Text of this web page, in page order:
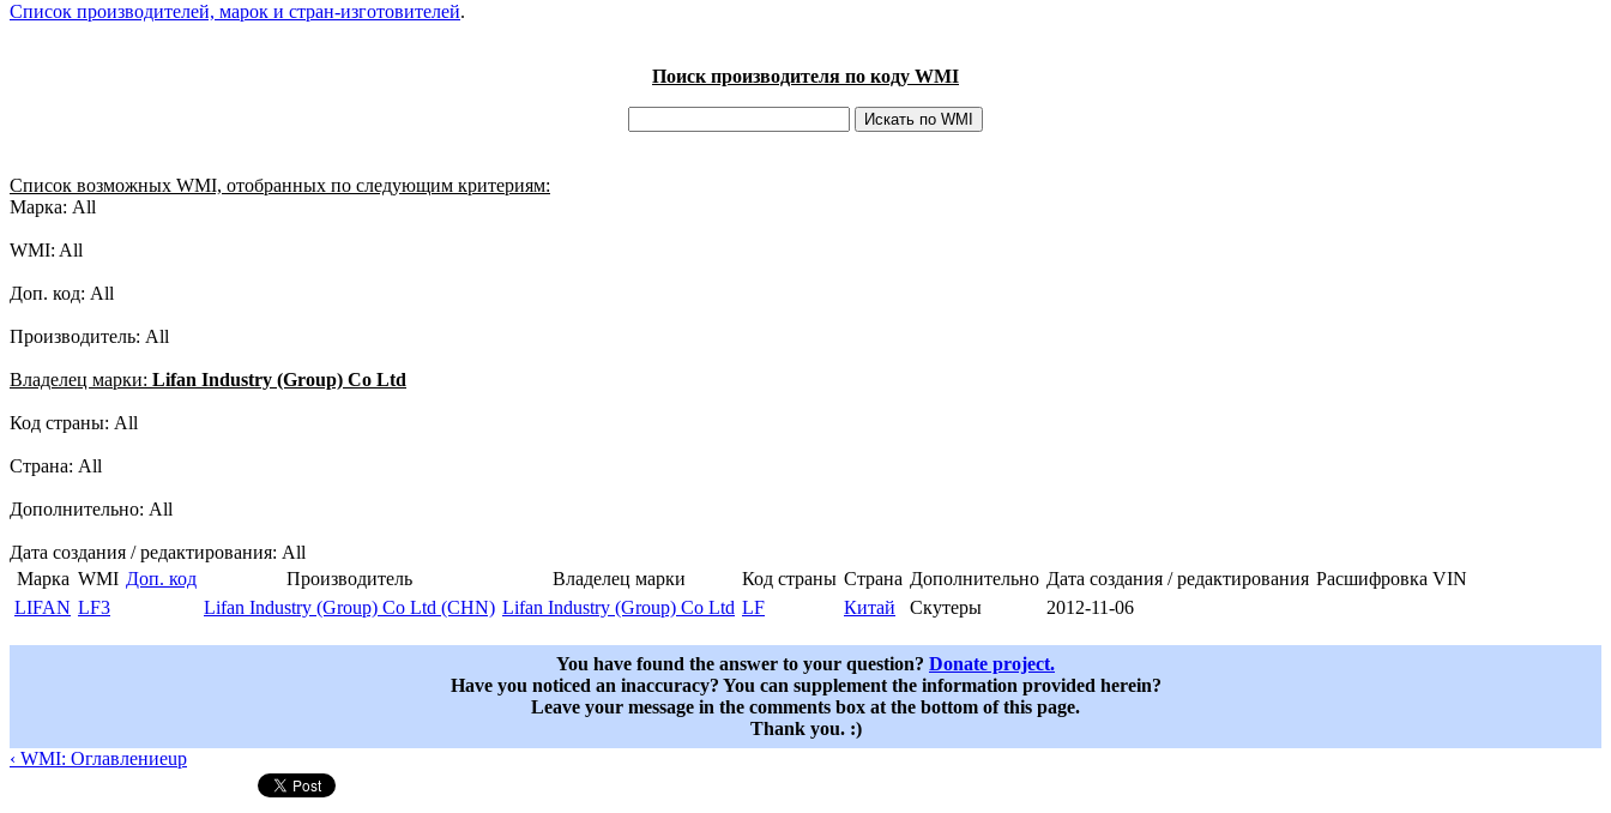
Список производителей, марок и стран-изготовителей.
Поиск производителя по коду WMI
Список возможных WMI, отобранных по следующим критериям:
Марка: All
WMI: All
Доп. код: All
Производитель: All
Владелец марки: Lifan Industry (Group) Co Ltd
Код страны: All
Страна: All
Дополнительно: All
Дата создания / редактирования: All
Марка WMI Доп. код Производитель Владелец марки Код страны Страна Дополнительно Дата создания / редактирования Расшифровка VIN
LIFAN LF3 Lifan Industry (Group) Co Ltd (CHN) Lifan Industry (Group) Co Ltd LF Китай Скутеры 2012-11-06
You have found the answer to your question? Donate project.
Have you noticed an inaccuracy? You can supplement the information provided herein?
Leave your message in the comments box at the bottom of this page.
Thank you. :)
‹ WMI: Оглавлениеup